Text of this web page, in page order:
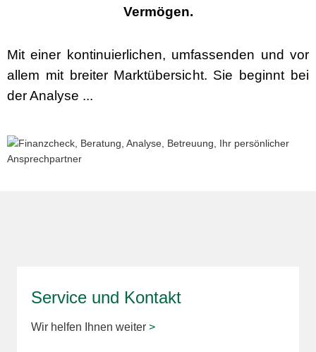
Vermögen.
Mit einer kontinuierlichen, umfassenden und vor
allem mit breiter Marktübersicht. Sie beginnt bei
der Analyse ...
Service und Kontakt
Wir helfen Ihnen weiter >